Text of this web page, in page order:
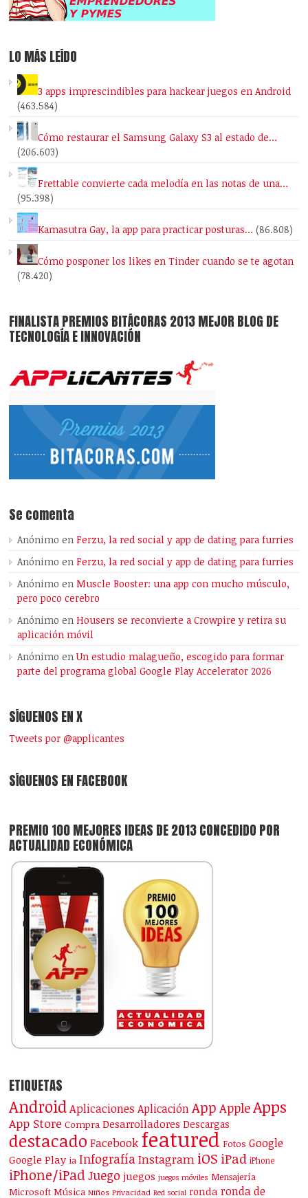
LO MÁS LEÍDO
3 apps imprescindibles para hackear juegos en Android
(463.584)
Cómo restaurar el Samsung Galaxy S3 al estado de…
(206.603)
Frettable convierte cada melodía en las notas de una…
(95.398)
Kamasutra Gay, la app para practicar posturas… (86.808)
Cómo posponer los likes en Tinder cuando se te agotan
(78.420)
FINALISTA PREMIOS BITÁCORAS 2013 MEJOR BLOG DE
TECNOLOGÍA E INNOVACIÓN
Se comenta
Anónimo enFerzu, la red social y app de dating para furries
Anónimo enFerzu, la red social y app de dating para furries
Anónimo enMuscle Booster: una app con mucho músculo,
pero poco cerebro
Anónimo enHousers se reconvierte a Crowpire y retira su
aplicación móvil
Anónimo enUn estudio malagueño, escogido para formar
parte del programa global Google Play Accelerator 2026
SÍGUENOS EN X
Tweets por @applicantes
SÍGUENOS EN FACEBOOK
PREMIO 100 MEJORES IDEAS DE 2013 CONCEDIDO POR
ACTUALIDAD ECONÓMICA
ETIQUETAS
Android Aplicaciones Aplicación App AppleApps
App Store Compra Desarrolladores Descargas
destacado Facebook featured Fotos Google
Google Play ia Infografía Instagram iOS iPad iPhone
iPhone/iPad Juego juegos juegos móviles Mensajería
Microsoft Música Niños Privacidad Red social ronda ronda de